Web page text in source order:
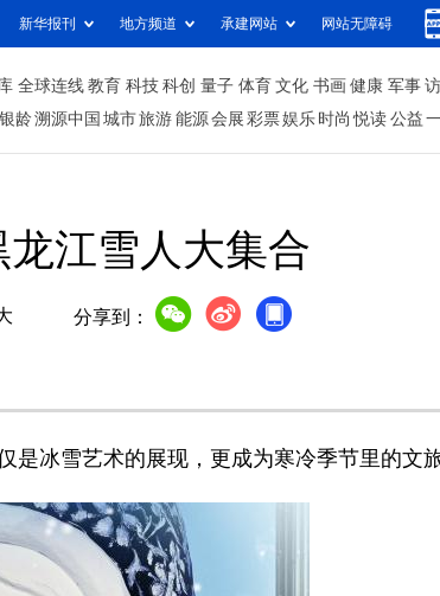
新华报刊 地方频道 承建网站 网站无障碍
全球连线 教育 科技 科创 量子 体育 文化 书画 健康 军事
银龄溯源中国 城市旅游 能源 会展 彩票娱乐 时尚 悦读 公益
江雪人大集合
分享到：
冰雪艺术的展现，更成为寒冷季节里的文旅